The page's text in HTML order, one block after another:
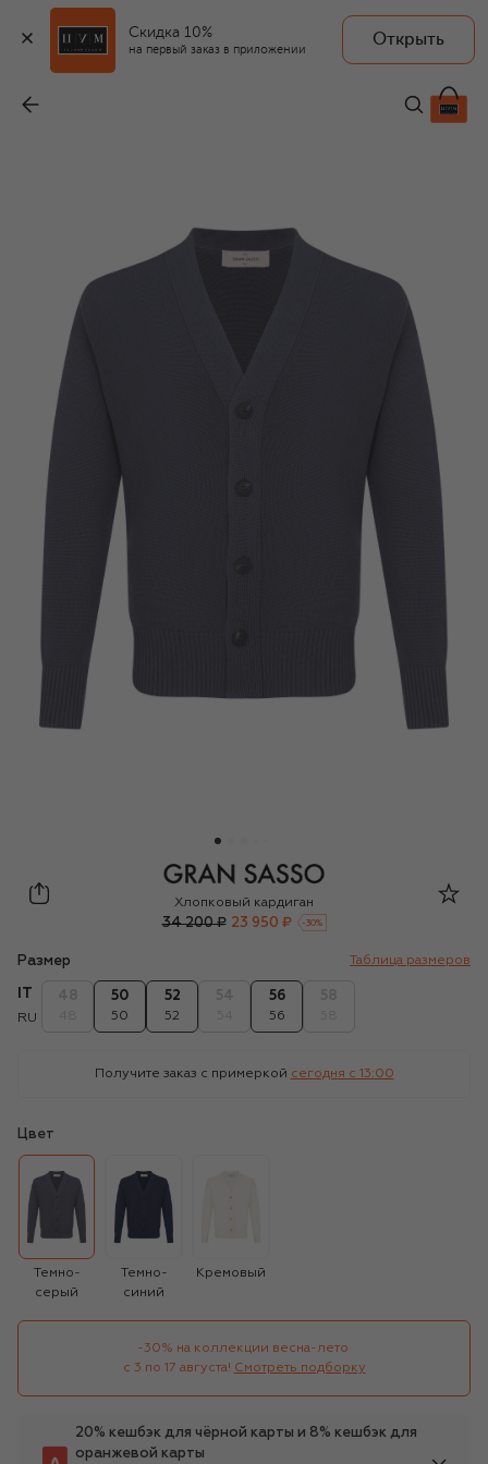
Скидка 10%
на первый заказ в приложении
Открыть
23 950 ₽
Gran Sasso
Хлопковый кардиган
34 200 ₽ 23 950 ₽ -30%
Размер Таблица размеров
RU
50
50
52
52
56
56
Получите заказ с примеркой сегодня c 13:00
Цвет
Темно-
серый
Темно-
синий
Кремовый
-30% на коллекции весна-лето
с 3 по 17 августа! Смотреть подборку
20% кешбэк для чёрной карты и 8% кешбэк для
оранжевой карты